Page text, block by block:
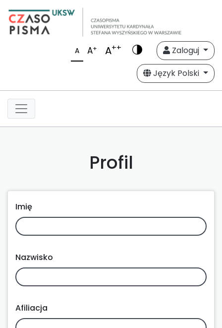
A A+ A++
Zaloguj
Język Polski
Profil
Imię
Nazwisko
Afiliacja